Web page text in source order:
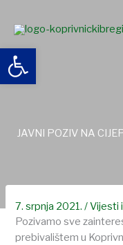
Open toolbar
content
JAVNI POZIV NA
7. srpnja 2021./Vijesti
Pozivamo sve
prebivalištem u